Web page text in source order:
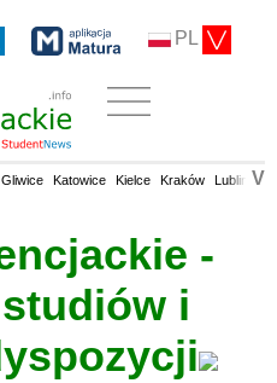
PL
Gliwice Katowice Kielce Kraków Lublin V
-
i